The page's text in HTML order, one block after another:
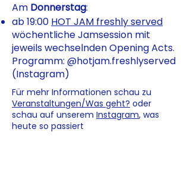
Am Donnerstag:
ab 19:00 HOT JAM freshly served
wöchentliche Jamsession mit
jeweils wechselnden Opening Acts.
Programm: @hotjam.freshlyserved
(Instagram)
Für mehr Informationen schau zu
Veranstaltungen/Was geht? oder
schau auf unserem Instagram, was
heute so passiert